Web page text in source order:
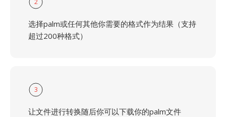
2
选择palm或任何其他你需要的格式作为结果（支持
超过200种格式）
3
让文件进行转换随后你可以下载你的palm文件